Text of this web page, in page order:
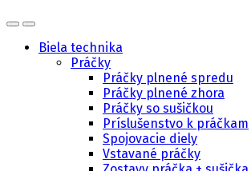
Biela technika
Práčky
Práčky plnené spredu
Práčky plnené zhora
Práčky so sušičkou
Príslušenstvo k práčkam
Spojovacie diely
Vstavané práčky